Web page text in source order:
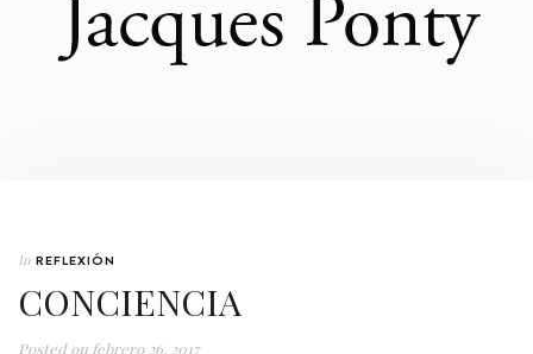
In REFLEXIÓN
CONCIENCIA
Posted on febrero 26, 2017